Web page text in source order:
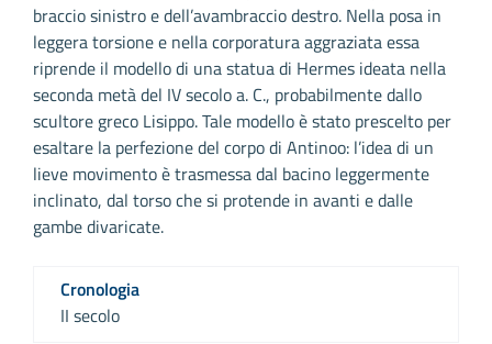
braccio sinistro e dell’avambraccio destro. Nella posa in
leggera torsione e nella corporatura aggraziata essa
riprende il modello di una statua di Hermes ideata nella
seconda metà del IV secolo a. C., probabilmente dallo
scultore greco Lisippo. Tale modello è stato prescelto per
esaltare la perfezione del corpo di Antinoo: l’idea di un
lieve movimento è trasmessa dal bacino leggermente
inclinato, dal torso che si protende in avanti e dalle
gambe divaricate.
Cronologia
II secolo